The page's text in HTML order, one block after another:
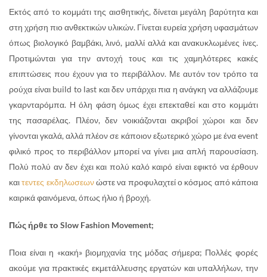
Εκτός από το κομμάτι της αισθητικής, δίνεται μεγάλη βαρύτητα και
στη χρήση πιο ανθεκτικών υλικών. Γίνεται ευρεία χρήση υφασμάτων
όπως βιολογικό βαμβάκι, λινό, μαλλί αλλά και ανακυκλωμένες ίνες.
Προτιμώνται για την αντοχή τους και τις χαμηλότερες κακές
επιπτώσεις που έχουν για το περιβάλλον. Με αυτόν τον τρόπο τα
ρούχα είναι build to last και δεν υπάρχει πια η ανάγκη να αλλάζουμε
γκαρνταρόμπα. Η όλη φάση όμως έχει επεκταθεί και στο κομμάτι
της πασαρέλας. Πλέον, δεν νοικιάζονται ακριβοί χώροι και δεν
γίνονται γκαλά, αλλά πλέον σε κάποιον εξωτερικό χώρο με ένα event
φιλικό προς το περιβάλλον μπορεί να γίνει μια απλή παρουσίαση.
Πολύ πολύ αν δεν έχει και πολύ καλό καιρό είναι εφικτό να έρθουν
καιτεντες εκδηλωσεωνώστε να προφυλαχτεί ο κόσμος από κάποια
καιρικά φαινόμενα, όπως ήλιο ή βροχή.
Πώς ήρθε το Slow Fashion Movement;
Ποια είναι η «κακή» βιομηχανία της μόδας σήμερα; Πολλές φορές
ακούμε για πρακτικές εκμετάλλευσης εργατών και υπαλλήλων, την